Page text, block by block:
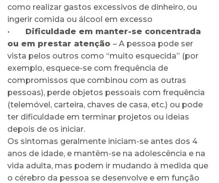
como realizar gastos excessivos de dinheiro, ou
ingerir comida ou álcool em excesso
• Dificuldade em manter-se concentrada
ou em prestar atenção – A pessoa pode ser
vista pelos outros como “muito esquecida” (por
exemplo, esquece-se com frequência de
compromissos que combinou com as outras
pessoas), perde objetos pessoais com frequência
(telemóvel, carteira, chaves de casa, etc.) ou pode
ter dificuldade em terminar projetos ou ideias
depois de os iniciar.
Os sintomas geralmente iniciam-se antes dos 4
anos de idade, e mantêm-se na adolescência e na
vida adulta, mas podem ir mudando à medida que
o cérebro da pessoa se desenvolve e em função